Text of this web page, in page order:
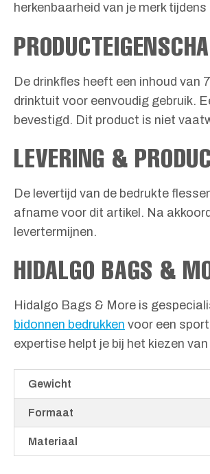
herkenbaarheid van je merk
De drinkfles heeft een inhoud van
drinktuit voor eenvoudig gebruik.
bevestigd. Dit product is niet
LEVERING &
De levertijd van de bedrukte
afname voor dit artikel. Na
levertermijnen.
HIDALGO BAGS &
Hidalgo Bags & More is
bidonnen bedrukken voor een
expertise helpt je bij het kiezen
Gewicht
Formaat
Materiaal